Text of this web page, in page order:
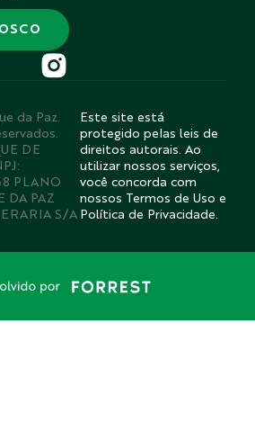
da Paz.
DE
PLANO
DA PAZ
S/A
Este site está
protegido pelas leis de
direitos autorais. Ao
utilizar nossos serviços,
você concorda com
nossos Termos de Uso e
Política de Privacidade.